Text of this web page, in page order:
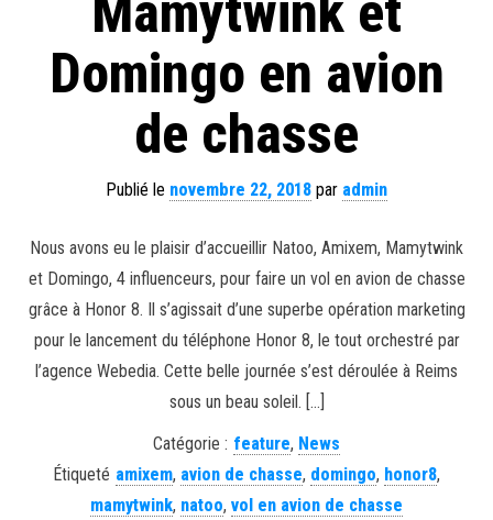
Mamytwink et
Domingo en avion
de chasse
Publié le novembre 22, 2018 par admin
Nous avons eu le plaisir d’accueillir Natoo, Amixem, Mamytwink
et Domingo, 4 influenceurs, pour faire un vol en avion de chasse
grâce à Honor 8. Il s’agissait d’une superbe opération marketing
pour le lancement du téléphone Honor 8, le tout orchestré par
l’agence Webedia. Cette belle journée s’est déroulée à Reims
sous un beau soleil. […]
Catégorie : feature, News
Étiqueté amixem, avion de chasse, domingo, honor8,
mamytwink, natoo, vol en avion de chasse